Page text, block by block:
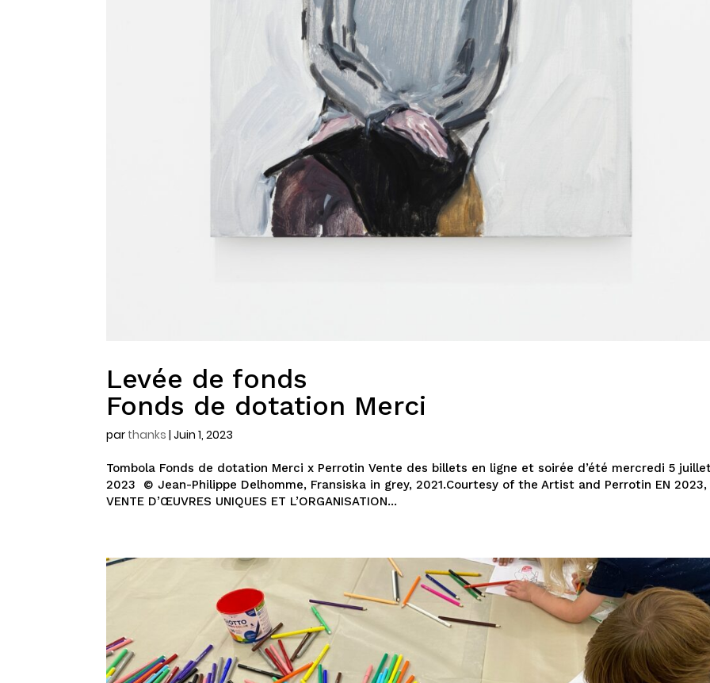
Levée de fonds
Fonds de dotation Merci
par thanks |Juin 1, 2023
Tombola Fonds de dotation Merci x Perrotin Vente des billets en ligne et soirée d’été mercredi 5
2023 © Jean-Philippe Delhomme, Fransiska in grey, 2021.Courtesy of the Artist and Perrotin EN 2023,
VENTE D’ŒUVRES UNIQUES ET L’ORGANISATION...